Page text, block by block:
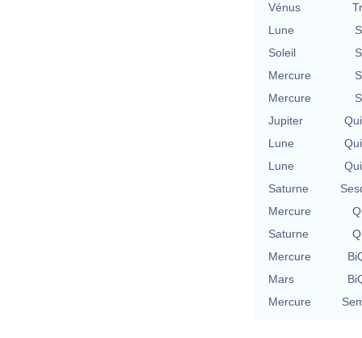
Vénus
Lune
Soleil
Mercure
Mercure
Jupiter
Lune
Lune
Saturne
Mercure
Saturne
Mercure
Mars
Mercure